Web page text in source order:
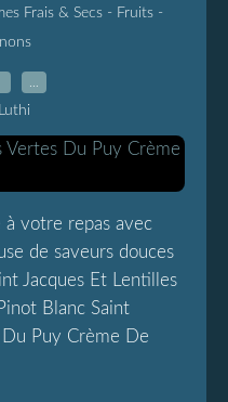
Frais & Secs - Fruits -
votre repas avec
de saveurs douces
Jacques Et Lentilles
Blanc Saint
Du Puy Crème De